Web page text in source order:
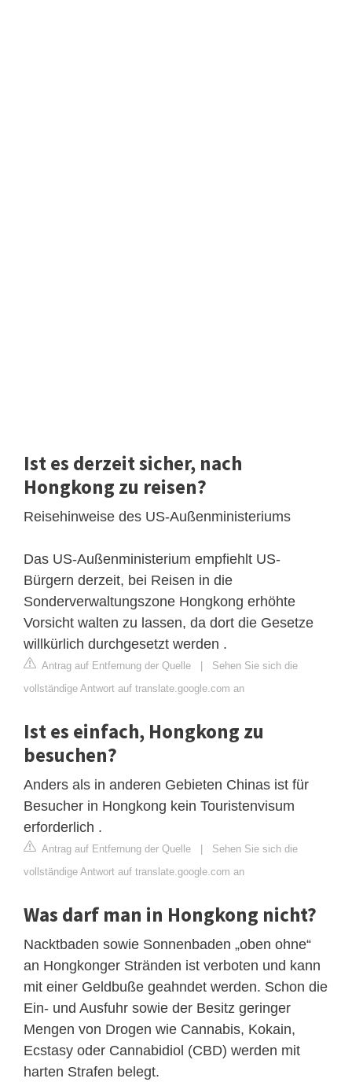
Ist es derzeit sicher, nach
Hongkong zu reisen?
Reisehinweise des US-Außenministeriums
Das US-Außenministerium empfiehlt US-
Bürgern derzeit, bei Reisen in die
Sonderverwaltungszone Hongkong erhöhte
Vorsicht walten zu lassen, da dort die Gesetze
willkürlich durchgesetzt werden .
Antrag auf Entfernung der Quelle
Sehen Sie sich die
vollständige Antwort auf translate.google.com an
Ist es einfach, Hongkong zu
besuchen?
Anders als in anderen Gebieten Chinas ist für
Besucher in Hongkong kein Touristenvisum
erforderlich .
Antrag auf Entfernung der Quelle
Sehen Sie sich die
vollständige Antwort auf translate.google.com an
Was darf man in Hongkong nicht?
Nacktbaden sowie Sonnenbaden „oben ohne“
an Hongkonger Stränden ist verboten und kann
mit einer Geldbuße geahndet werden. Schon die
Ein- und Ausfuhr sowie der Besitz geringer
Mengen von Drogen wie Cannabis, Kokain,
Ecstasy oder Cannabidiol (CBD) werden mit
harten Strafen belegt.